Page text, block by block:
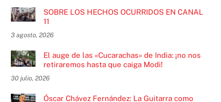
SOBRE LOS HECHOS OCURRIDOS EN CANAL
11
3 agosto, 2026
El auge de las «Cucarachas» de India: ¡no nos
retiraremos hasta que caiga Modi!
30 julio, 2026
Óscar Chávez Fernández: La Guitarra como